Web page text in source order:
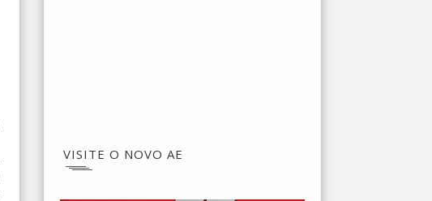
VISITE O NOVO AE